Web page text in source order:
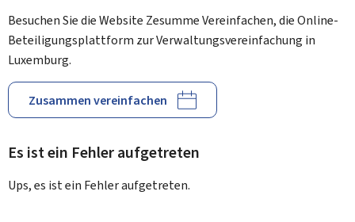
Besuchen Sie die Website Zesumme Vereinfachen, die Online-
Beteiligungsplattform zur Verwaltungsvereinfachung in
Luxemburg.
Zusammen vereinfachen
Es ist ein Fehler aufgetreten
Ups, es ist ein Fehler aufgetreten.